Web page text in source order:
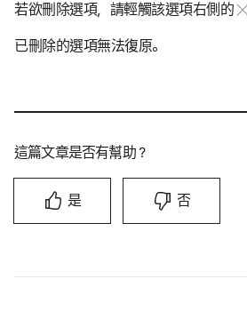
若欲刪除選項，請輕觸該選項右側的
已刪除的選項無法復原。
這篇文章是否有幫助？
是 否